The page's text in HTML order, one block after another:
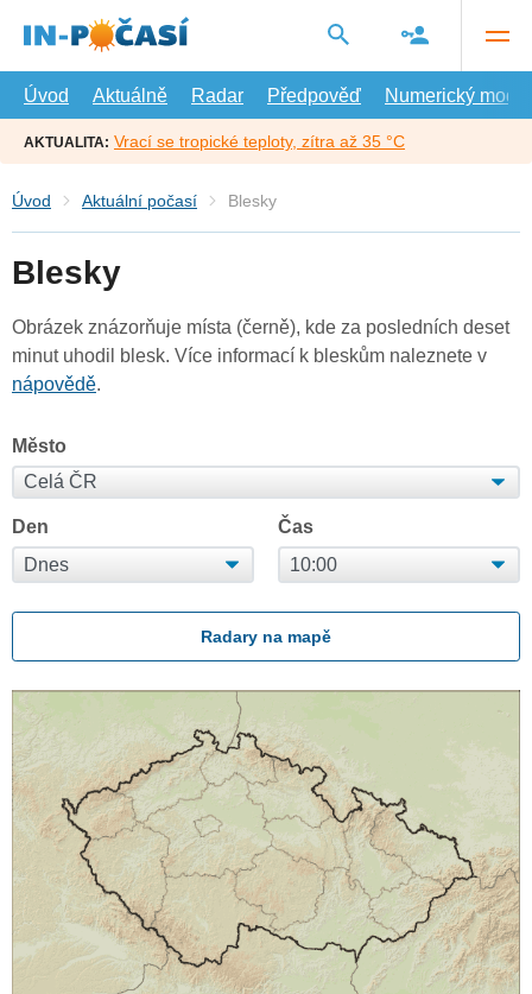
hlavní
Úvod
Aktuálně Radar Předpověď Numerický model
AKTUALITA: Vrací se tropické teploty, zítra až 35 °C
Úvod Aktuální počasí Blesky
Blesky
Obrázek znázorňuje místa (černě), kde za posledních deset
minut uhodil blesk. Více informací k bleskům naleznete v
nápovědě.
Město
Den Čas
Radary na mapě